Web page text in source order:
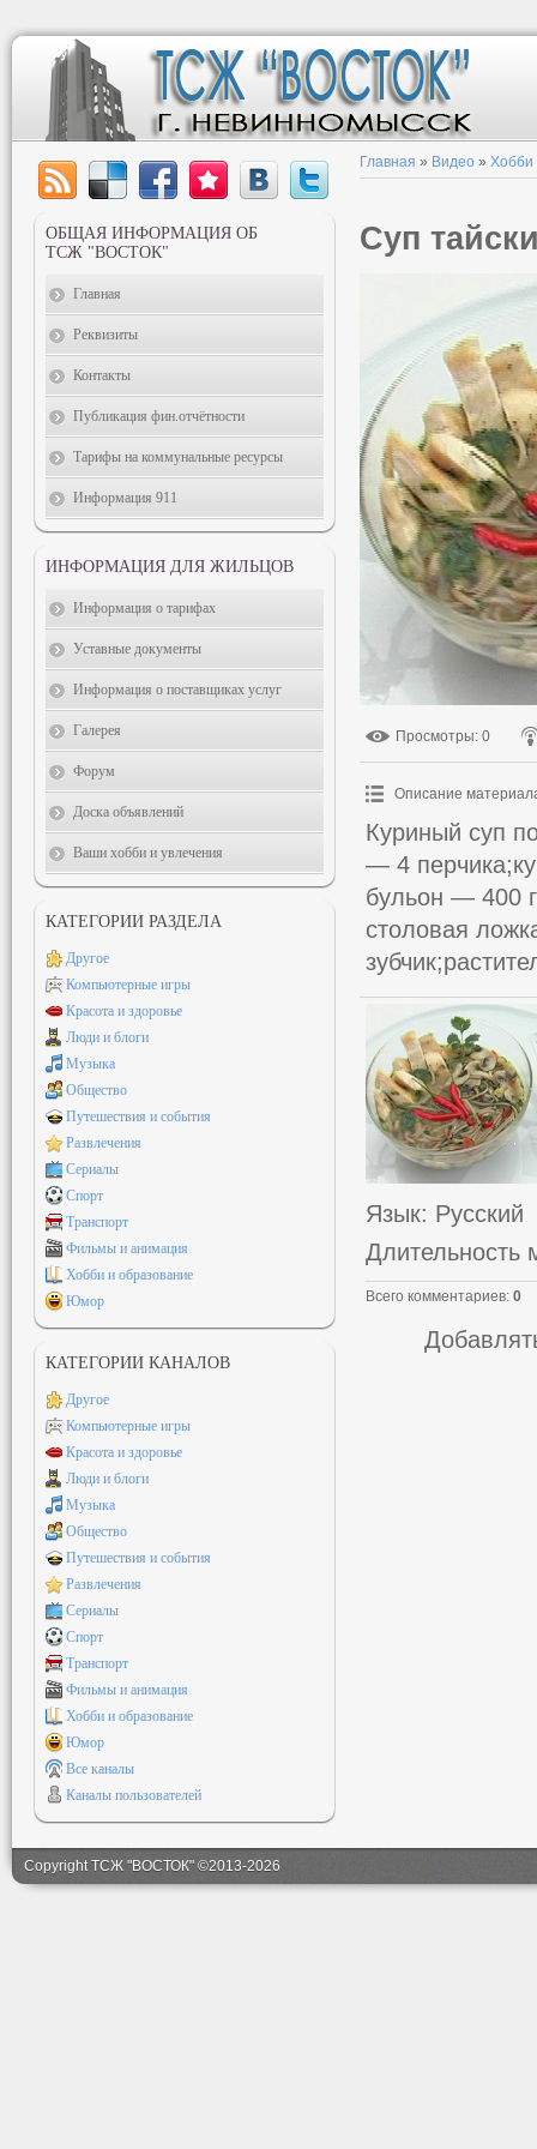
Главная » Видео » Хобби
Суп
Просмотры: 0
Описание
Куриный суп
— 4
бульон — 400
столовая
Язык: Русский
Длительность
Всего комментариев: 0
ОБЩАЯ ИНФОРМАЦИЯ ОБ
ТСЖ "ВОСТОК"
Главная
Реквизиты
Контакты
Публикация фин.отчётности
Тарифы на коммунальные ресурсы
Информация 911
ИНФОРМАЦИЯ ДЛЯ ЖИЛЬЦОВ
Информация о тарифах
Уставные документы
Информация о поставщиках услуг
Галерея
Форум
Доска объявлений
Ваши хобби и увлечения
КАТЕГОРИИ РАЗДЕЛА
Другое
Компьютерные игры
Красота и здоровье
Люди и блоги
Музыка
Общество
Путешествия и события
Развлечения
Сериалы
Спорт
Транспорт
Фильмы и анимация
Хобби и образование
Юмор
КАТЕГОРИИ КАНАЛОВ
Другое
Компьютерные игры
Красота и здоровье
Люди и блоги
Музыка
Общество
Путешествия и события
Развлечения
Сериалы
Спорт
Транспорт
Фильмы и анимация
Хобби и образование
Юмор
Все каналы
Каналы пользователей
Copyright ТСЖ "ВОСТОК" ©2013-2026